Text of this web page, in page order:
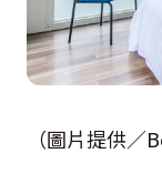
（圖片提供／